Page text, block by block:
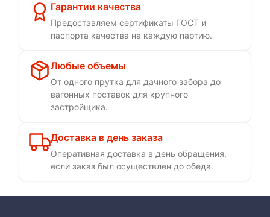
Гарантии качества
Предоставляем сертификаты ГОСТ и
паспорта качества на каждую партию.
Любые объемы
От одного прутка для дачного забора до
вагонных поставок для крупного
застройщика.
Доставка в день заказа
Оперативная доставка в день обращения,
если заказ был осуществлен до обеда.